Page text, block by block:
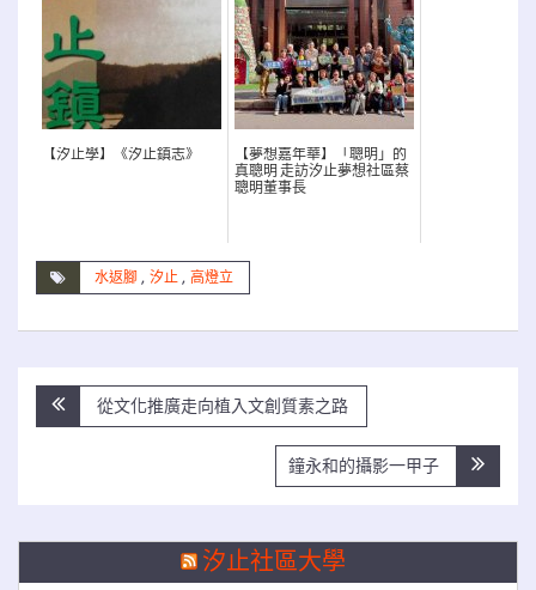
【汐止學】《汐止鎮志》
【夢想嘉年華】「聰明」的
真聰明 走訪汐止夢想社區蔡
聰明董事長
水返腳 , 汐止 , 高燈立
文
章
從文化推廣走向植入文創質素之路
鐘永和的攝影一甲子
汐止社區大學